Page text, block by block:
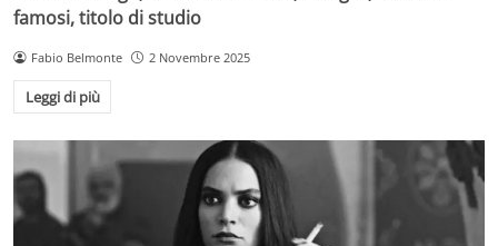
famosi, titolo di studio
Fabio Belmonte 2 Novembre 2025
Leggi di più